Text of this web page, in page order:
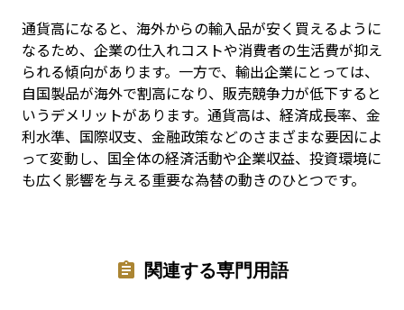
通貨高になると、海外からの輸入品が安く買えるように
なるため、企業の仕入れコストや消費者の生活費が抑え
られる傾向があります。一方で、輸出企業にとっては、
自国製品が海外で割高になり、販売競争力が低下すると
いうデメリットがあります。通貨高は、経済成長率、金
利水準、国際収支、金融政策などのさまざまな要因によ
って変動し、国全体の経済活動や企業収益、投資環境に
も広く影響を与える重要な為替の動きのひとつです。
関連する専門用語